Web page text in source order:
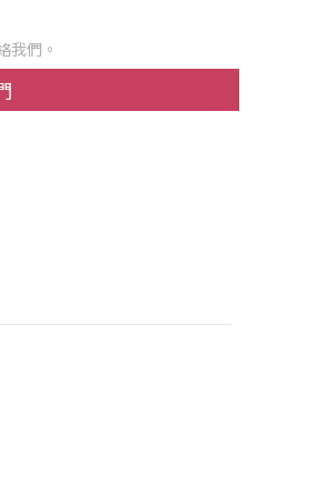
我們。